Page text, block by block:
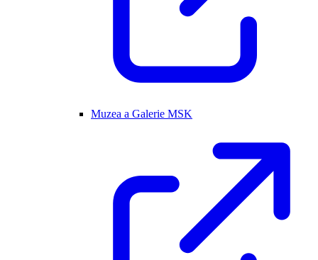
Muzea a Galerie MSK